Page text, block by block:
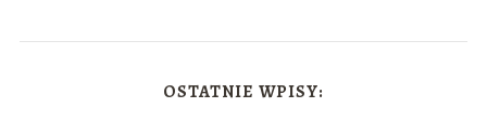
OSTATNIE WPISY: